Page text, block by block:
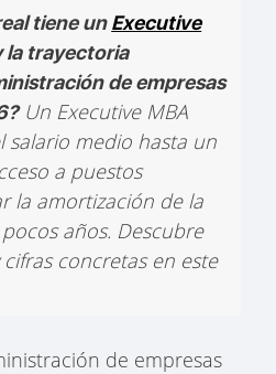
tiene unExecutive
la trayectoria
de empresas
Un Executive MBA
salario medio hasta un
a puestos
la amortización de la
años. Descubre
concretas en este
de empresas